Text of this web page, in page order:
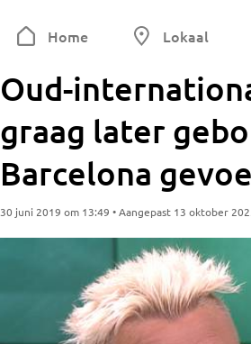
Home Lokaal
Oud-
graag later
Barcelona
30 juni 2019 om 13:49 • Aangepast 13 oktober